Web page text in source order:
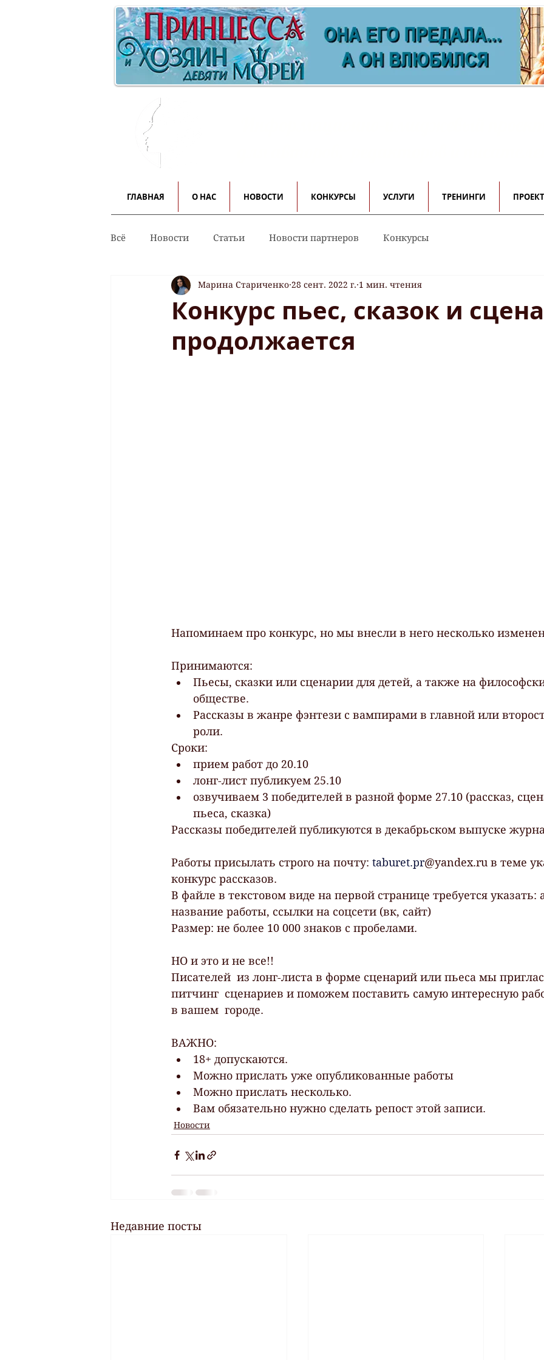
ГЛАВНАЯ О НАС НОВОСТИ КОНКУРСЫ УСЛУГИ ТРЕНИНГИ
Всё Новости Статьи Новости партнеров Конкурсы
Конкурс пьес, сказок и
продолжается
Марина Стариченко 28 сент. 2022 г. 1 мин. чтения
Напоминаем про конкурс, но мы внесли в него несколько
Принимаются:
Пьесы, сказки или сценарии для детей, а также на
обществе.
Рассказы в жанре фэнтези с вампирами в главной или
роли.
Сроки:
прием работ до 20.10
лонг-лист публикуем 25.10
озвучиваем 3 победителей в разной форме 27.10 (рассказ,
пьеса, сказка)
Рассказы победителей публикуются в декабрьском выпуске
Работы присылать строго на почту: taburet.pr@yandex.ru в теме
конкурс рассказов.
В файле в текстовом виде на первой странице требуется указать:
название работы, ссылки на соцсети (вк, сайт)
Размер: не более 10 000 знаков с пробелами.
НО и это и не все!!
Писателей  из лонг-листа в форме сценарий или пьеса мы
питчинг  сценариев и поможем поставить самую интересную
в вашем  городе.
ВАЖНО:
18+ допускаются.
Можно прислать уже опубликованные работы
Можно прислать несколько.
Вам обязательно нужно сделать репост этой записи.
Новости
Недавние посты